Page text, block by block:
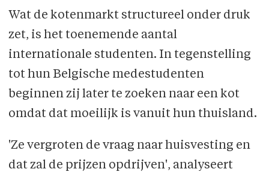
Wat de kotenmarkt structureel onder druk
zet, is het toenemende aantal
internationale studenten. In tegenstelling
tot hun Belgische medestudenten
beginnen zij later te zoeken naar een kot
omdat dat moeilijk is vanuit hun thuisland.
'Ze vergroten de vraag naar huisvesting en
dat zal de prijzen opdrijven', analyseert